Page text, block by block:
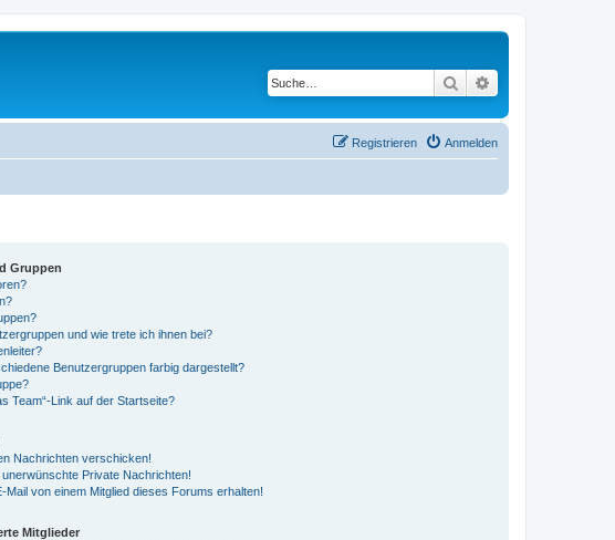
Suche
Anmelden
Registrieren
Gruppen
und wie trete ich ihnen bei?
Benutzergruppen farbig dargestellt?
Team“-Link auf der Startseite?
Nachrichten verschicken!
Private Nachrichten!
Mail von einem Mitglied dieses Forums erhalten!
Mitglieder